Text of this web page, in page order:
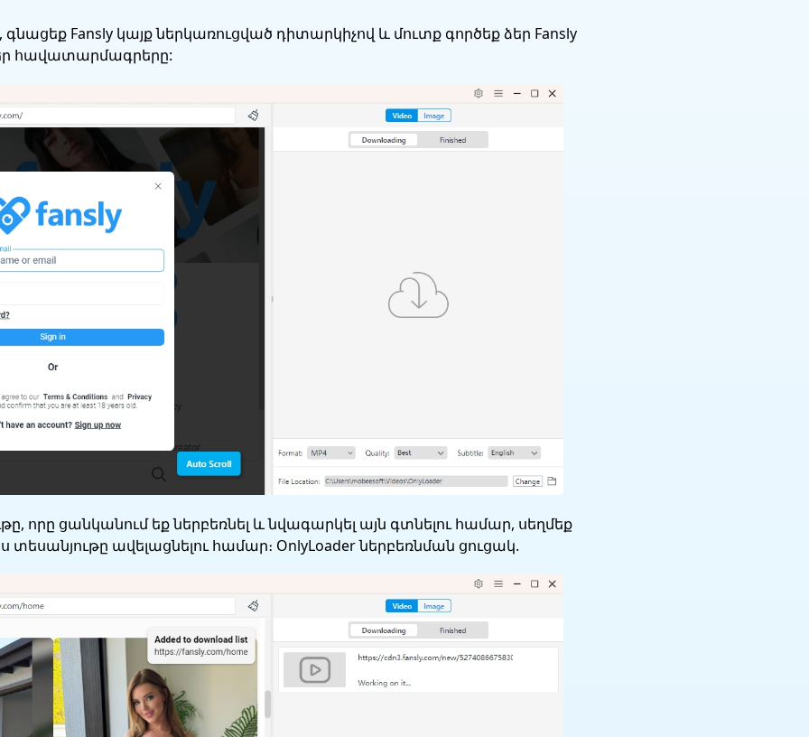
գնացեք Fansly կայք ներկառուցված դիտարկիչով և մուտք գործեք ձեր Fansly
հավատարմագրերը:
որը ցանկանում եք ներբեռնել և նվագարկել այն գտնելու համար, սեղմեք
տեսանյութը ավելացնելու համար։ OnlyLoader ներբեռնման ցուցակ.